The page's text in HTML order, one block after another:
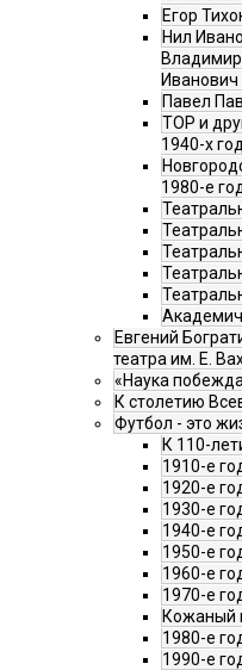
Егор
Нил
Павел
ТОР и
1940-х
1980-е
Евгений
театра им. Е.
«Наука
К столетию
Футбол - это
К 110-
1910-е
1920-е
1930-е
1940-е
1950-е
1960-е
1970-е
Кожаный
1980-е
1990-е